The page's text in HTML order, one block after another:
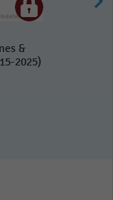
&
2025)